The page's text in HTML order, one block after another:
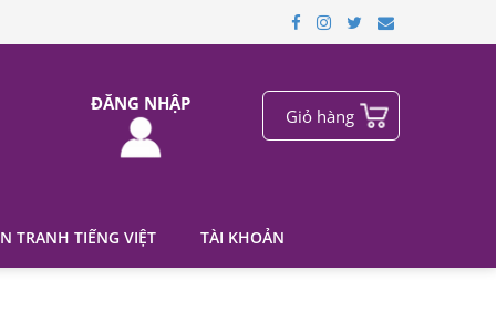
Giỏ hàng
ĐĂNG NHẬP
TRANH TIẾNG VIỆT TÀI KHOẢN